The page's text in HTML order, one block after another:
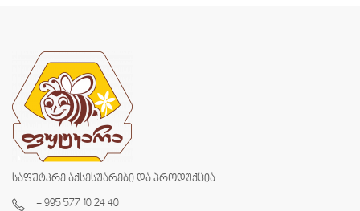
საფუტკრე აქსესუარები და პროდუქცია
+ 995 577 10 24 40